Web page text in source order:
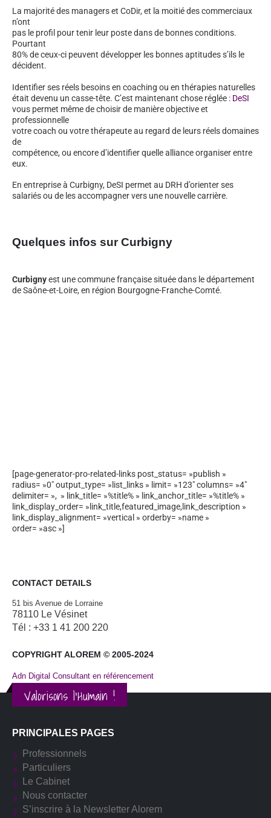
La majorité des managers et CoDir, et la moitié des commerciaux
n’ont
pas le profil pour tenir leur poste dans de bonnes conditions.
Pourtant
80% de ceux-ci peuvent développer les bonnes aptitudes s’ils le
décident.
Identifier ses réels besoins en coaching ou en thérapies naturelles
était devenu un casse-tête. C’est maintenant chose réglée : DeSI
vous permet même de choisir de manière objective et
professionnelle
votre coach ou votre thérapeute au regard de leurs réels domaines
de
compétence, ou encore d’identifier quelle alliance organiser entre
eux.
En entreprise à Curbigny, DeSI permet au DRH d’orienter ses
salariés ou de les accompagner vers une nouvelle carrière.
Quelques infos sur Curbigny
Curbignyest une commune française située dans le département
de Saône-et-Loire, en région Bourgogne-Franche-Comté.
[page-generator-pro-related-links post_status= »publish »
radius= »0″ output_type= »list_links » limit= »123″ columns= »4″
delimiter= », » link_title= »%title% » link_anchor_title= »%title% »
link_display_order= »link_title,featured_image,link_description »
link_display_alignment= »vertical » orderby= »name »
order= »asc »]
CONTACT DETAILS
51 bis Avenue de Lorraine
78110 Le Vésinet
Tél : +33 1 41 200 220
COPYRIGHT ALOREM © 2005-2024
Adn Digital Consultant en référencement
Valorisons l'Humain !
PRINCIPALES PAGES
Professionnels
Particuliers
Le Cabinet
Nous contacter
S’inscrire à la Newsletter Alorem